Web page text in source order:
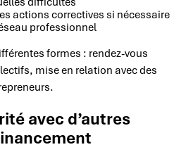
actions correctives si nécessaire
professionnel
formes : rendez-vous
mise en relation avec des
avec d’autres